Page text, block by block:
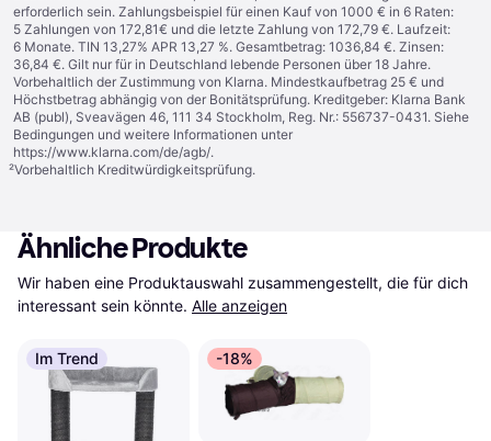
erforderlich sein. Zahlungsbeispiel für einen Kauf von 1000 € in 6 Raten:
5 Zahlungen von 172,81€ und die letzte Zahlung von 172,79 €. Laufzeit:
6 Monate. TIN 13,27% APR 13,27 %. Gesamtbetrag: 1036,84 €. Zinsen:
36,84 €. Gilt nur für in Deutschland lebende Personen über 18 Jahre.
Vorbehaltlich der Zustimmung von Klarna. Mindestkaufbetrag 25 € und
Höchstbetrag abhängig von der Bonitätsprüfung. Kreditgeber: Klarna Bank
AB (publ), Sveavägen 46, 111 34 Stockholm, Reg. Nr.: 556737-0431. Siehe
Bedingungen und weitere Informationen unter
https://www.klarna.com/de/agb/.
²Vorbehaltlich Kreditwürdigkeitsprüfung.
Ähnliche Produkte
Wir haben eine Produktauswahl zusammengestellt, die für dich
interessant sein könnte. Alle anzeigen
Im Trend -18%